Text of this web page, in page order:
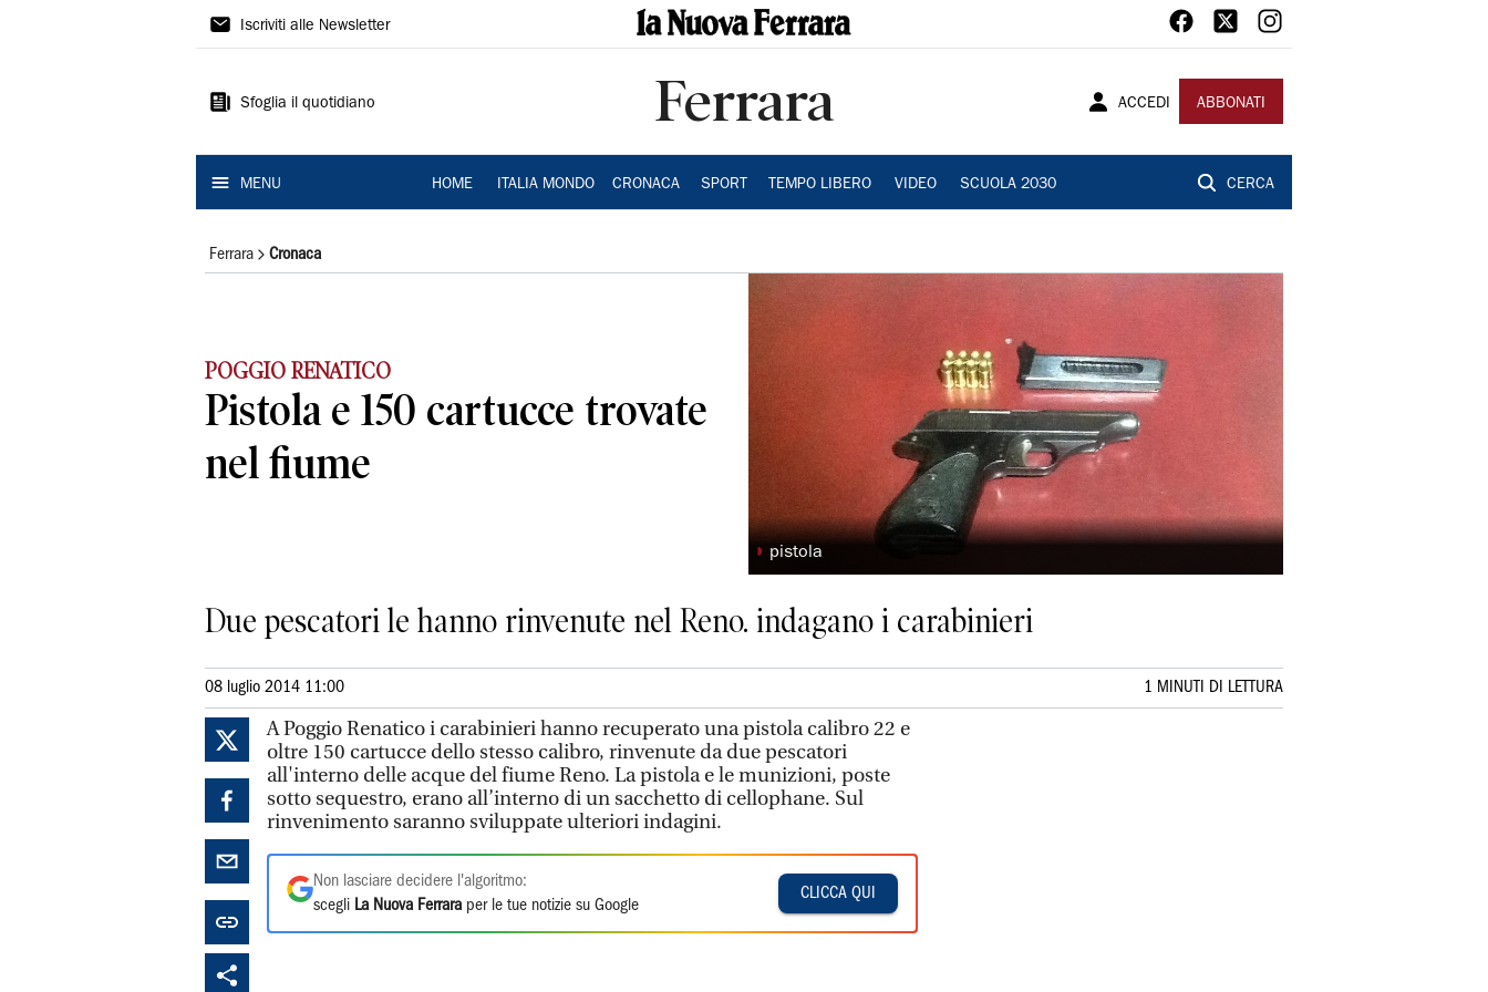
La
Ferrara
Iscriviti alle Newsletter
Sfoglia il quotidiano Ferrara ACCEDI ABBONATI
MENU HOME ITALIA MONDO CRONACA SPORT TEMPO LIBERO VIDEO SCUOLA 2030 CERCA
Ferrara Cronaca
POGGIO RENATICO
Pistola e 150 cartucce trovate
nel fiume
◗ pistola
Due pescatori le hanno rinvenute nel Reno. indagano i carabinieri
08 luglio 2014 11:00 1 MINUTI DI LETTURA
A Poggio Renatico i carabinieri hanno recuperato una pistola calibro 22 e
oltre 150 cartucce dello stesso calibro, rinvenute da due pescatori
all'interno delle acque del fiume Reno. La pistola e le munizioni, poste
sotto sequestro, erano all’interno di un sacchetto di cellophane. Sul
rinvenimento saranno sviluppate ulteriori indagini.
Non lasciare decidere l'algoritmo:
scegli La Nuova Ferrara per le tue notizie su Google
CLICCA QUI